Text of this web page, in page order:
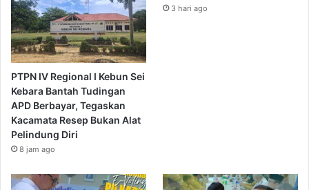
PTPN IV Regional I Kebun Sei
Kebara Bantah Tudingan
APD Berbayar, Tegaskan
Kacamata Resep Bukan Alat
Pelindung Diri
8 jam ago
3 hari ago